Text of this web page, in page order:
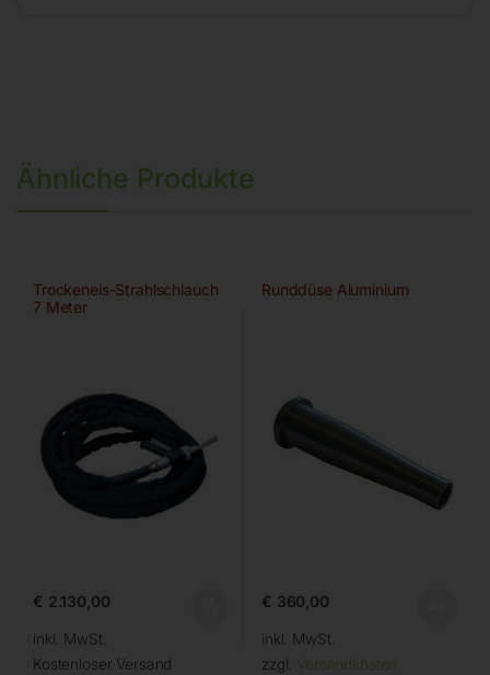
Ähnliche Produkte
Trockeneis-Strahlschlauch
7 Meter
€ 2.130,00
inkl. MwSt.
Kostenloser Versand
Runddüse Aluminium
€ 360,00
inkl. MwSt.
zzgl. Versandkosten